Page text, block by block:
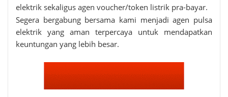
elektrik sekaligus agen voucher/token listrik pra-bayar.
Segera bergabung bersama kami menjadi agen pulsa
elektrik yang aman terpercaya untuk mendapatkan
keuntungan yang lebih besar.